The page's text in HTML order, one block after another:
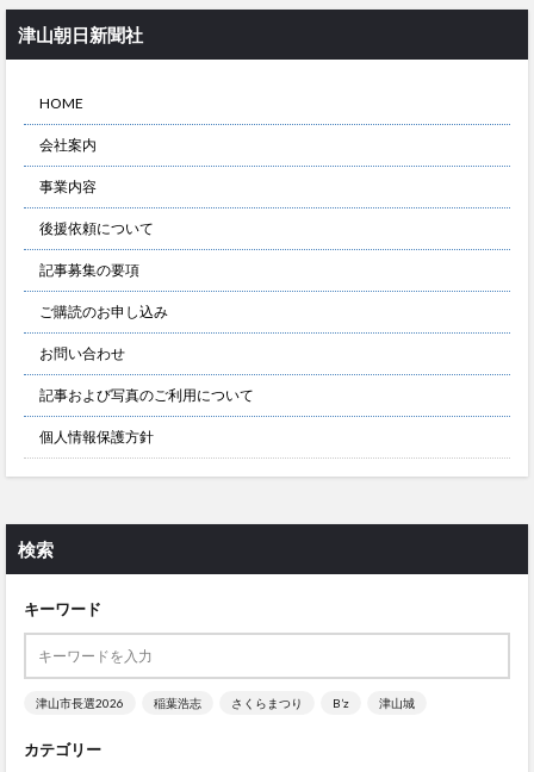
津山朝日新聞社
HOME
会社案内
事業内容
後援依頼について
記事募集の要項
ご購読のお申し込み
お問い合わせ
記事および写真のご利用について
個人情報保護方針
検索
キーワード
津山市長選2026 稲葉浩志 さくらまつり B’z 津山城
カテゴリー